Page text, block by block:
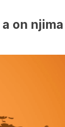
on njima